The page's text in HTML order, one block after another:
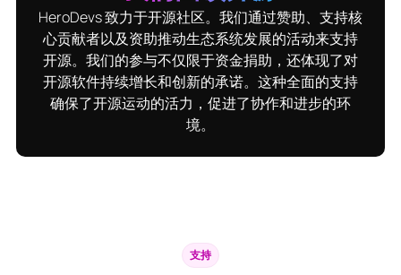
HeroDevs 致力于开源社区。我们通过赞助、支持核
心贡献者以及资助推动生态系统发展的活动来支持
开源。我们的参与不仅限于资金捐助，还体现了对
开源软件持续增长和创新的承诺。这种全面的支持
确保了开源运动的活力，促进了协作和进步的环
境。
支持